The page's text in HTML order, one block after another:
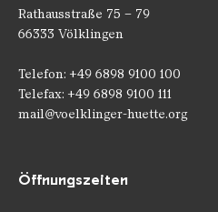
Rathausstraße 75 – 79
66333 Völklingen
Telefon: +49 6898 9100 100
Telefax: +49 6898 9100 111
mail@voelklinger-huette.org
Öffnungszeiten